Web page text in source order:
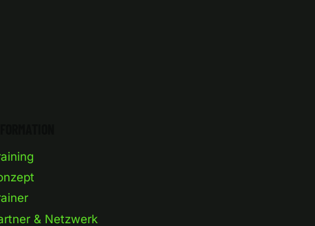
& Netzwerk